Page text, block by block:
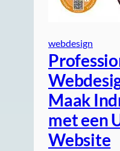
webdesign
Maak
met een
Website